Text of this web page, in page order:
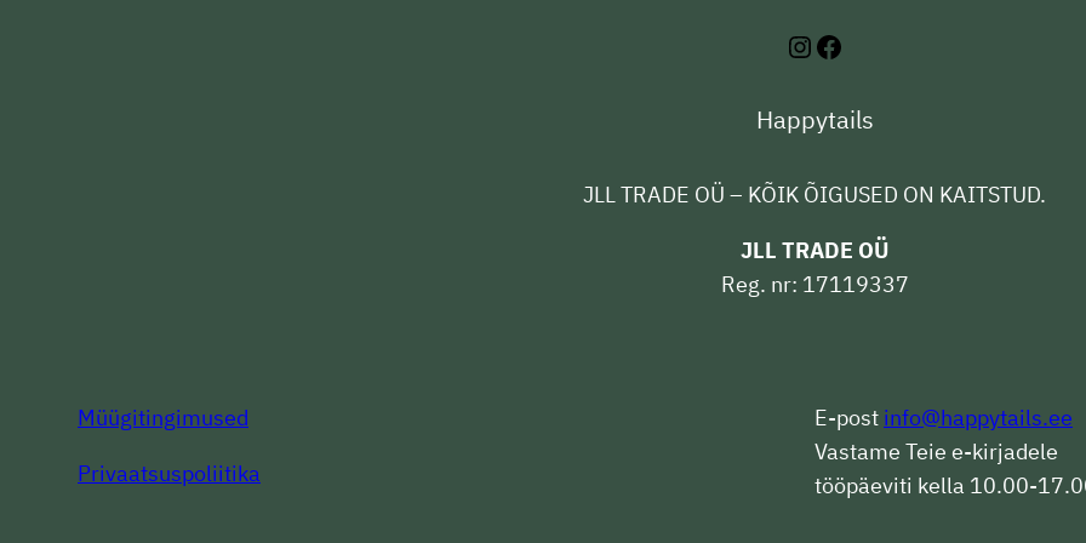
Instagram
Facebook
Happytails
JLL TRADE OÜ – KÕIK ÕIGUSED ON KAITSTUD.
JLL TRADE OÜ
Reg. nr: 17119337
Müügitingimused
Privaatsuspoliitika
E-post info@happytails.ee
Vastame Teie e-kirjadele
tööpäeviti kella 10.00-